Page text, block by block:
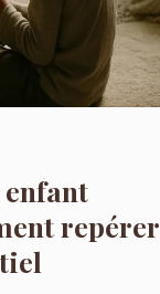
repérer